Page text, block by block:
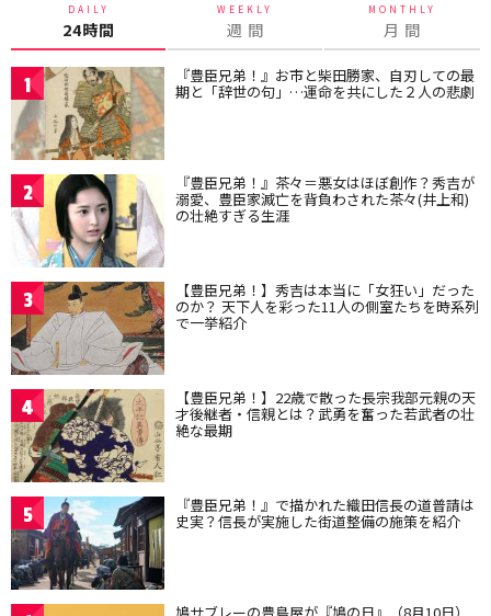
DAILY
24時間
WEEKLY
週 間
MONTHLY
月 間
1 『豊臣兄弟！』お市と柴田勝家、自刃しての最
期と「辞世の句」…運命を共にした２人の悲劇
2 『豊臣兄弟！』茶々＝悪女はほぼ創作？秀吉が
溺愛、豊臣家滅亡を背負わされた茶々(井上和)
の壮絶すぎる生涯
3 【豊臣兄弟！】秀吉は本当に「女狂い」だった
のか？ 天下人を彩った11人の側室たちを時系列
で一挙紹介
4 【豊臣兄弟！】22歳で散った長宗我部元親の天
才後継者・信親とは？武勇を奮った若武者の壮
絶な最期
5 『豊臣兄弟！』で描かれた織田信長の道普請は
史実？信長が実施した街道整備の施策を紹介